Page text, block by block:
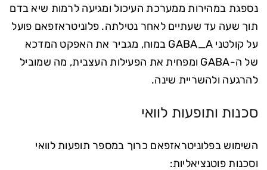
נספגת במהירות ממערכת העיכול ומגיעה לרמות שיא בדם
תוך שעה עד שעתיים לאחר נטילתה. פלוניטראזפאם פועל
על קולטני GABA_A במוח, מגביר את האפקט המדכא
של ה-GABA ומפחית את הפעילות העצבית, מה שמוביל
להרגעה ולהשריית שינה.
סכנות ותופעות לוואי
השימוש בפלוניטראזפאם כרוך במספר תופעות לוואי
וסכנות פוטנציאליות: